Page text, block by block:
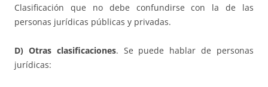
Clasificación que no debe confundirse con la de las
personas jurídicas públicas y privadas.
D) Otras clasificaciones. Se puede hablar de personas
jurídicas: